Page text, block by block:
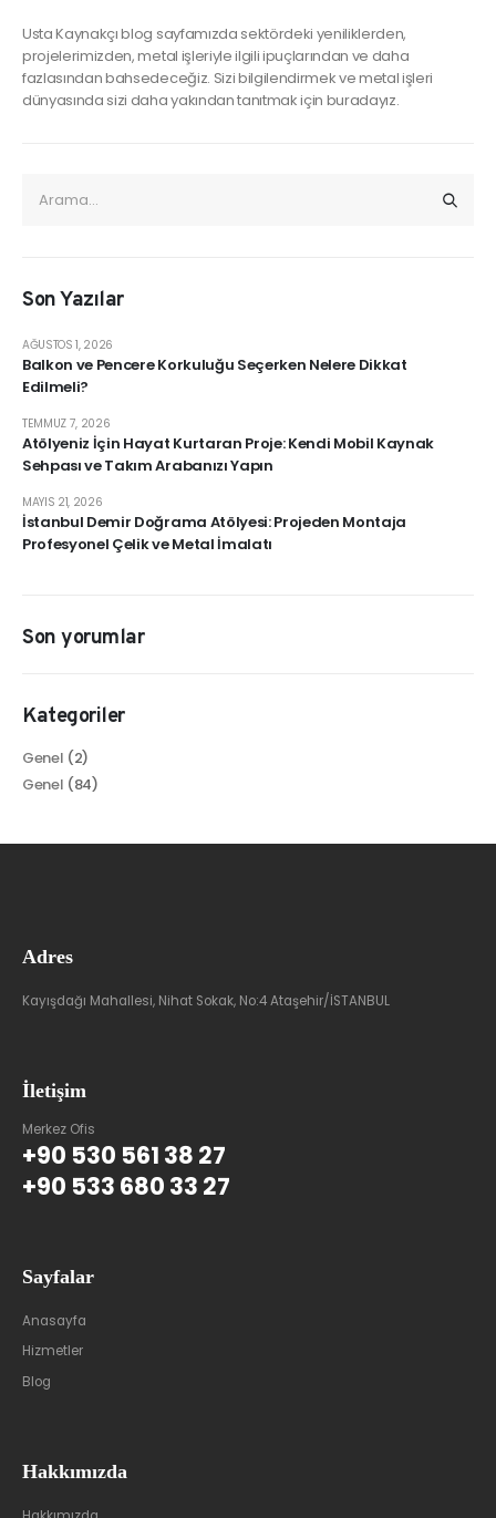
Usta Kaynakçı blog sayfamızda sektördeki yeniliklerden,
projelerimizden, metal işleriyle ilgili ipuçlarından ve daha
fazlasından bahsedeceğiz. Sizi bilgilendirmek ve metal işleri
dünyasında sizi daha yakından tanıtmak için buradayız.
Son Yazılar
Balkon ve Pencere Korkuluğu Seçerken Nelere Dikkat
Edilmeli?
AĞUSTOS 1, 2026
Atölyeniz İçin Hayat Kurtaran Proje: Kendi Mobil Kaynak
Sehpası ve Takım Arabanızı Yapın
TEMMUZ 7, 2026
İstanbul Demir Doğrama Atölyesi: Projeden Montaja
Profesyonel Çelik ve Metal İmalatı
MAYIS 21, 2026
Son yorumlar
Kategoriler
Genel (2)
Genel (84)
Adres
Kayışdağı Mahallesi, Nihat Sokak, No:4 Ataşehir/İSTANBUL
İletişim
Merkez Ofis
+90 530 561 38 27
+90 533 680 33 27
Sayfalar
Anasayfa
Hizmetler
Blog
Hakkımızda